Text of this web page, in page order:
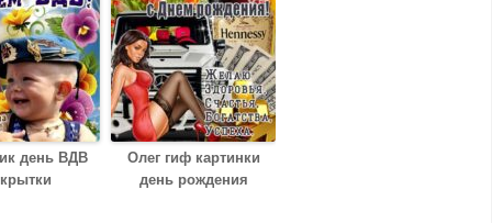
день ВДВ
Олег гиф картинки
день рождения